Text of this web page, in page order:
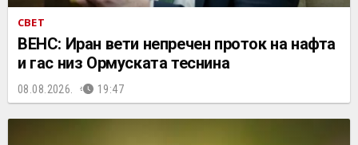
СВЕТ
ВЕНС: Иран вети непречен проток на нафта
и гас низ Ормуската теснина
08.08.2026. 19:47